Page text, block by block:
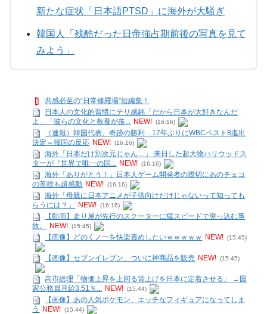
新たな症状「日本語PTSD」に海外が大騒ぎ
韓国人「残酷だった日帝強占期前後の写真を見て
みよう」
共感必至の“日常修羅場”短編集！
日本人の文化的習慣にチリ感銘「だから日本が大好きなんだ
よ」「彼らの文化と教養が羨... NEW! (16:16)
（速報）韓国代表、奇跡の勝利…17年ぶりにWBCベスト8進出
決定＝韓国の反応 NEW! (16:16)
海外「日本だけ別次元じゃん…」 来日した超大物ハリウッドス
ターが『世界で唯一の国... NEW! (16:16)
海外「ありがとう！」日本人ゲーム開発者の親切にあのチェコ
の英雄も超感動 NEW! (16:16)
海外「母親に日本アニメが子供向けだけじゃないって知っても
らうには？」
NEW! (16:16)
【動画】走り屋が先行のスクーターに猛スピードで突っ込む事
故。
NEW! (15:45)
【画像】どのくノ一を快楽責めしたいｗｗｗｗｗ NEW! (15:45)
【画像】セブンイレブン、ついに神商品を販売 NEW! (15:45)
高市総理「物価上昇を上回る賃上げを日本に定着させる」 →国
家公務員月給3.51％... NEW! (15:44)
【画像】あの人気ポケモン、エッチなフィギュアになってしま
う
NEW! (15:44)